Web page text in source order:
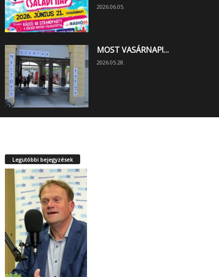
2026.06.05.
MOST VASÁRNAP!…
2026.05.28.
Legutóbbi bejegyzések